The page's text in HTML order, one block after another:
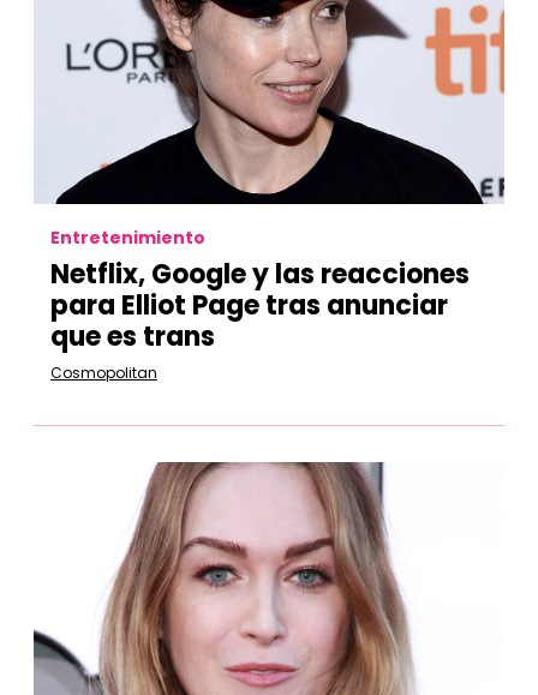
Entretenimiento
Netflix, Google y las reacciones
para Elliot Page tras anunciar
que es trans
Cosmopolitan